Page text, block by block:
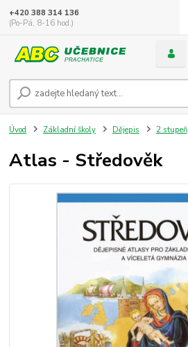
+420 388 314 136
(Po-Pá, 8-16 hod.)
Úvod Základní školy Dějepis 2.stupeň
Atlas - Středověk